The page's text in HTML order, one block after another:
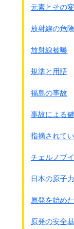
アキウコンと
☆通常、食事中
過剰摂取や長
☆アキウコンは
☆胆石の人
今日のように
健康被害の出現
また、健康被害
品質管理の悪さ
◎専門家
鉄過剰を起し
元素とその
放射線の危
放射線被曝
規準と用語
福島の事故
事故による
指摘されて
チェルノブ
日本の原子
原発を始め
原発の安全